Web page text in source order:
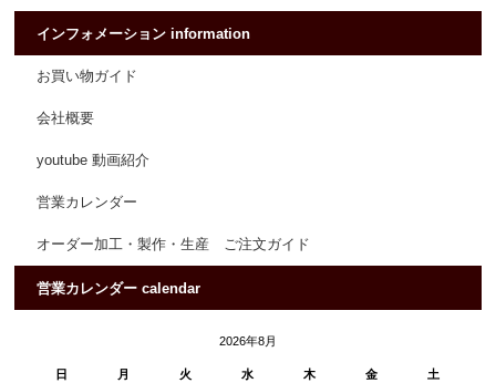
インフォメーション information
お買い物ガイド
会社概要
youtube 動画紹介
営業カレンダー
オーダー加工・製作・生産 ご注文ガイド
営業カレンダー calendar
2026年8月
日 月 火 水 木 金 土